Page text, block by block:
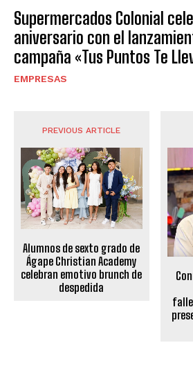
Supermercados Colonial
aniversario con el
campaña «Tus Puntos Te
EMPRESAS
PREVIOUS ARTICLE
Alumnos de sexto grado de
Ágape Christian Academy
celebran emotivo brunch de
despedida